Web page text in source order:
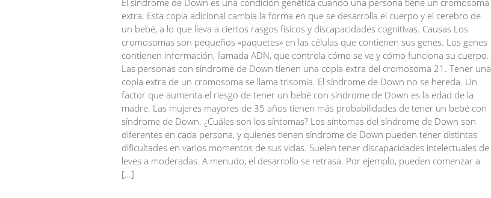
El síndrome de Down es una condición genética cuando una persona tiene un cromosoma
extra. Esta copia adicional cambia la forma en que se desarrolla el cuerpo y el cerebro de
un bebé, a lo que lleva a ciertos rasgos físicos y discapacidades cognitivas. Causas Los
cromosomas son pequeños «paquetes» en las células que contienen sus genes. Los genes
contienen información, llamada ADN, que controla cómo se ve y cómo funciona su cuerpo.
Las personas con síndrome de Down tienen una copia extra del cromosoma 21. Tener una
copia extra de un cromosoma se llama trisomía. El síndrome de Down no se hereda. Un
factor que aumenta el riesgo de tener un bebé con síndrome de Down es la edad de la
madre. Las mujeres mayores de 35 años tienen más probabilidades de tener un bebé con
síndrome de Down. ¿Cuáles son los síntomas? Los síntomas del síndrome de Down son
diferentes en cada persona, y quienes tienen síndrome de Down pueden tener distintas
dificultades en varios momentos de sus vidas. Suelen tener discapacidades intelectuales de
leves a moderadas. A menudo, el desarrollo se retrasa. Por ejemplo, pueden comenzar a
[…]